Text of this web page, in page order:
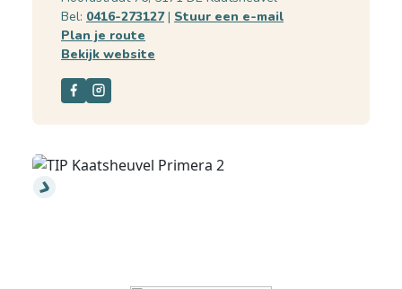
Bel: 0416-273127| Stuur een e-mail
Plan je route
Bekijk website